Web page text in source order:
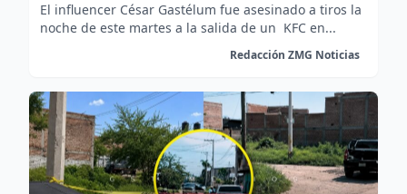
El influencer César Gastélum fue asesinado a tiros la
noche de este martes a la salida de un KFC en...
Redacción ZMG Noticias